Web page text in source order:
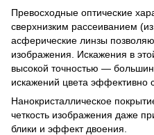
Превосходные оптические
сверхнизким рассеиванием
асферические линзы
изображения. Искажения в
высокой точностью —
искажений цвета эффективно
Нанокристаллическое
четкость изображения даже
блики и эффект двоения.